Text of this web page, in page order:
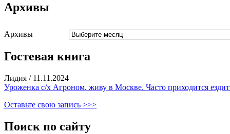
Архивы
Архивы
Гостевая книга
Лидия / 11.11.2024
Уроженка с/х Агроном. живу в Москве. Часто приходится
Оставьте свою запись >>>
Поиск по сайту